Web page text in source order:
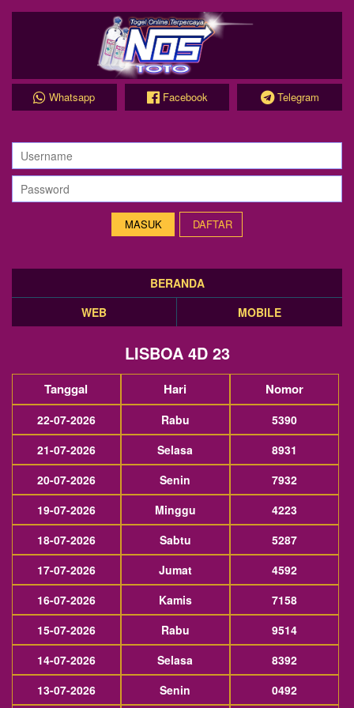
Whatsapp Facebook Telegram
DAFTAR
BERANDA
WEB
MOBILE
LISBOA 4D 23
Tanggal Hari Nomor
22-07-2026 Rabu
5390
21-07-2026
Selasa
8931
20-07-2026
Senin
7932
19-07-2026
Minggu
4223
18-07-2026
Sabtu
5287
17-07-2026
Jumat
4592
16-07-2026
Kamis
7158
15-07-2026
Rabu
9514
14-07-2026
Selasa
8392
13-07-2026
Senin 0492